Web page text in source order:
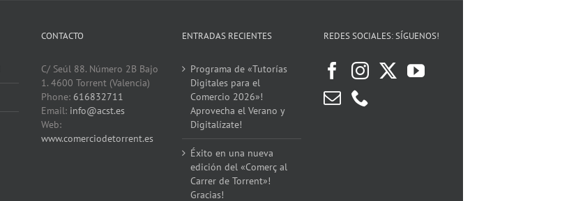
CONTACTO
C/ Seúl 88. Número 2B Bajo
1. 4600 Torrent (Valencia)
Phone: 616832711
Email: info@acst.es
Web:
www.comerciodetorrent.es
ENTRADAS RECIENTES
Programa de «Tutorías
Digitales para el
Comercio 2026»!
Aprovecha el Verano y
Digitalízate!
Éxito en una nueva
edición del «Comerç al
Carrer de Torrent»!
Gracias!
REDES SOCIALES: SÍGUENOS!